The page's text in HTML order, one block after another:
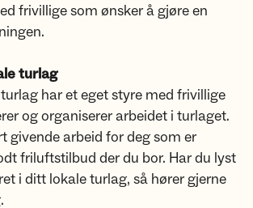
frivillige som ønsker å gjøre en
turlag
har et eget styre med frivillige
og organiserer arbeidet i turlaget.
givende arbeid for deg som er
friluftstilbud der du bor. Har du lyst
i ditt lokale turlag, så hører gjerne